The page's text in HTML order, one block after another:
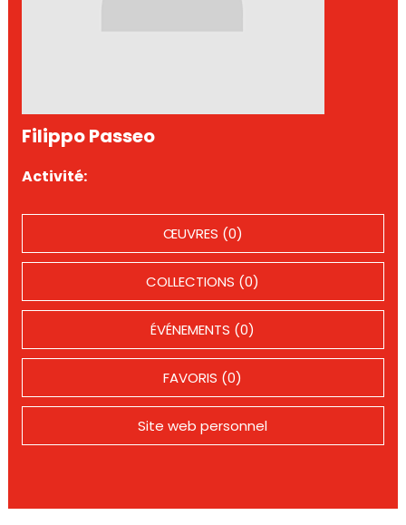
Filippo Passeo
Activité:
ŒUVRES (0)
COLLECTIONS (0)
ÉVÉNEMENTS (0)
FAVORIS (0)
Site web personnel